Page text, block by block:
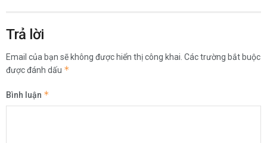
Trả lời
Email của bạn sẽ không được hiển thị công khai. Các trường bắt buộc
được đánh dấu *
Bình luận *